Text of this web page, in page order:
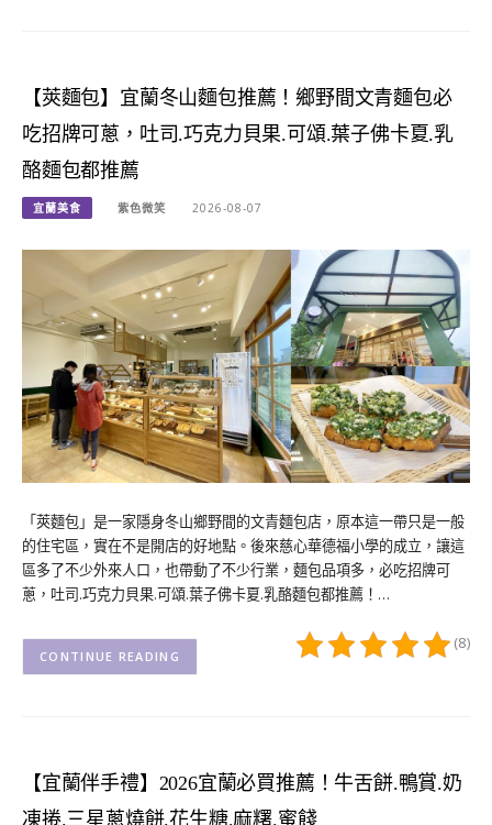
【莢麵包】宜蘭冬山麵包推薦！鄉野間文青麵包必
吃招牌可蔥，吐司.巧克力貝果.可頌.葉子佛卡夏.乳
酪麵包都推薦
宜蘭美食 紫色微笑 2026-08-07
「莢麵包」是一家隱身冬山鄉野間的文青麵包店，原本這一帶只是一般
的住宅區，實在不是開店的好地點。後來慈心華德福小學的成立，讓這
區多了不少外來人口，也帶動了不少行業，麵包品項多，必吃招牌可
蔥，吐司.巧克力貝果.可頌.葉子佛卡夏.乳酪麵包都推薦！…
(8)
CONTINUE READING
【宜蘭伴手禮】2026宜蘭必買推薦！牛舌餅.鴨賞.奶
凍捲.三星蔥燒餅.花生糖.麻糬.蜜餞